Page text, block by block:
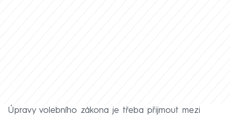
Úpravy volebního zákona je třeba přijmout mezi